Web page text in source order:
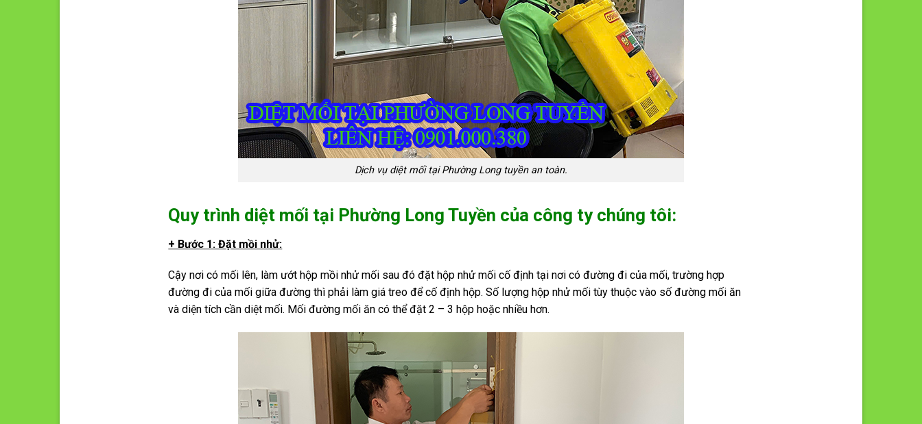
Dịch vụ diệt mối tại Phường Long tuyền an toàn.
Quy trình diệt mối tại Phường Long Tuyền của công ty chúng tôi:
+ Bước 1: Đặt mồi nhử:
Cậy nơi có mối lên, làm ướt hộp mồi nhử mối sau đó đặt hộp nhử mối cố định tại nơi có đường đi của mối, trường hợp
đường đi của mối giữa đường thì phải làm giá treo để cố định hộp. Số lượng hộp nhử mối tùy thuộc vào số đường mối ăn
và diện tích cần diệt mối. Mối đường mối ăn có thể đặt 2 – 3 hộp hoặc nhiều hơn.